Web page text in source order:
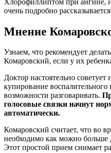
очень подробно
Мнение
Узнаем, что рекомендует
Комаровский, если у их
Доктор настоятельно советует
купирование воспалительного
возможности разговаривать.
голосовые связки начнут
автоматически.
Комаровский считает, что во
необходимо как можно больше
Этот простой прием снимает